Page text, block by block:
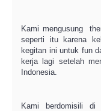
Kami mengusung
seperti itu karena
kegitan ini untuk fun
kerja lagi setelah
Indonesia.
Kami berdomisili di